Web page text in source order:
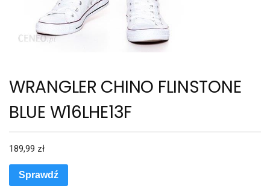
WRANGLER CHINO FLINSTONE
BLUE W16LHE13F
189,99 zł
Sprawdź